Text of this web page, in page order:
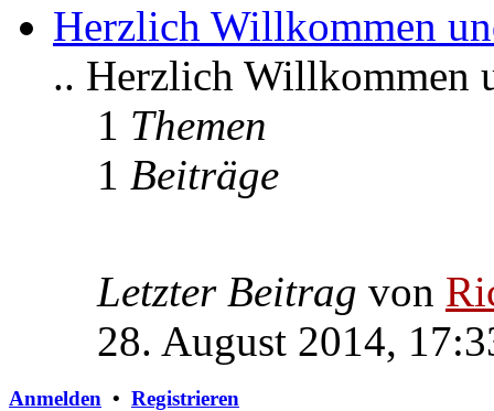
Herzlich Willkommen
.. Herzlich Willkommen
1 Themen
1 Beiträge
Letzter Beitrag von
28. August 2014,
Anmelden • Registrieren